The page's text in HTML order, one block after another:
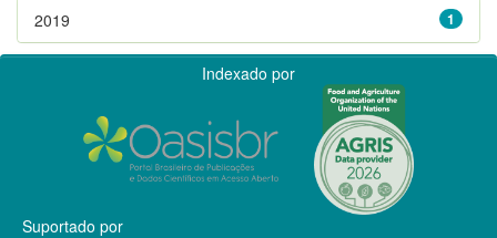
1
2019
Indexado por
Suportado por